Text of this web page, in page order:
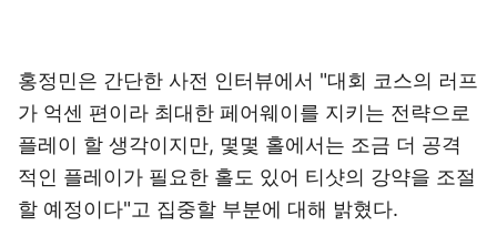
홍정민은 간단한 사전 인터뷰에서 "대회 코스의 러프
가 억센 편이라 최대한 페어웨이를 지키는 전략으로
플레이 할 생각이지만, 몇몇 홀에서는 조금 더 공격
적인 플레이가 필요한 홀도 있어 티샷의 강약을 조절
할 예정이다"고 집중할 부분에 대해 밝혔다.